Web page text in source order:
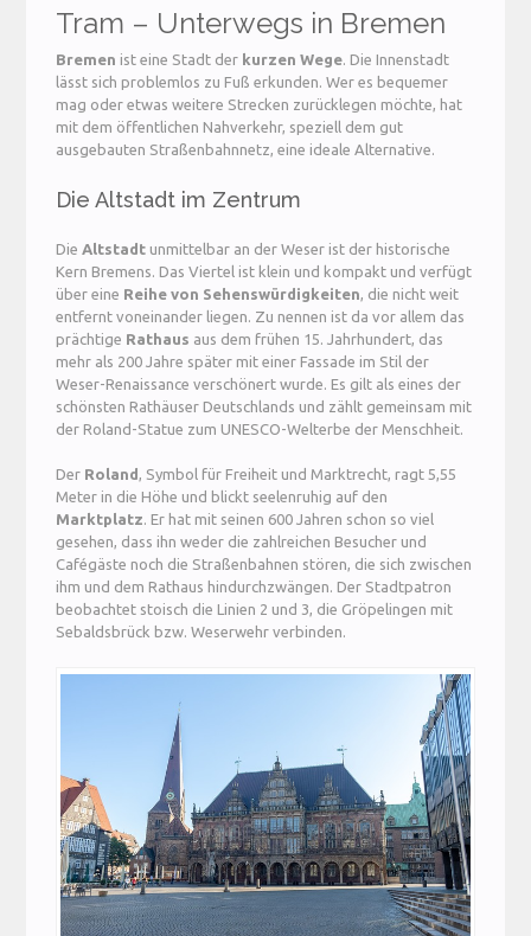
Tram – Unterwegs in Bremen
Bremen ist eine Stadt der kurzen Wege. Die Innenstadt
lässt sich problemlos zu Fuß erkunden. Wer es bequemer
mag oder etwas weitere Strecken zurücklegen möchte, hat
mit dem öffentlichen Nahverkehr, speziell dem gut
ausgebauten Straßenbahnnetz, eine ideale Alternative.
Die Altstadt im Zentrum
Die Altstadt unmittelbar an der Weser ist der historische
Kern Bremens. Das Viertel ist klein und kompakt und verfügt
über eine Reihe von Sehenswürdigkeiten , die nicht weit
entfernt voneinander liegen. Zu nennen ist da vor allem das
prächtige Rathaus aus dem frühen 15. Jahrhundert, das
mehr als 200 Jahre später mit einer Fassade im Stil der
Weser-Renaissance verschönert wurde. Es gilt als eines der
schönsten Rathäuser Deutschlands und zählt gemeinsam mit
der Roland-Statue zum UNESCO-Welterbe der Menschheit.
Der Roland, Symbol für Freiheit und Marktrecht, ragt 5,55
Meter in die Höhe und blickt seelenruhig auf den
Marktplatz. Er hat mit seinen 600 Jahren schon so viel
gesehen, dass ihn weder die zahlreichen Besucher und
Cafégäste noch die Straßenbahnen stören, die sich zwischen
ihm und dem Rathaus hindurchzwängen. Der Stadtpatron
beobachtet stoisch die Linien 2 und 3, die Gröpelingen mit
Sebaldsbrück bzw. Weserwehr verbinden.